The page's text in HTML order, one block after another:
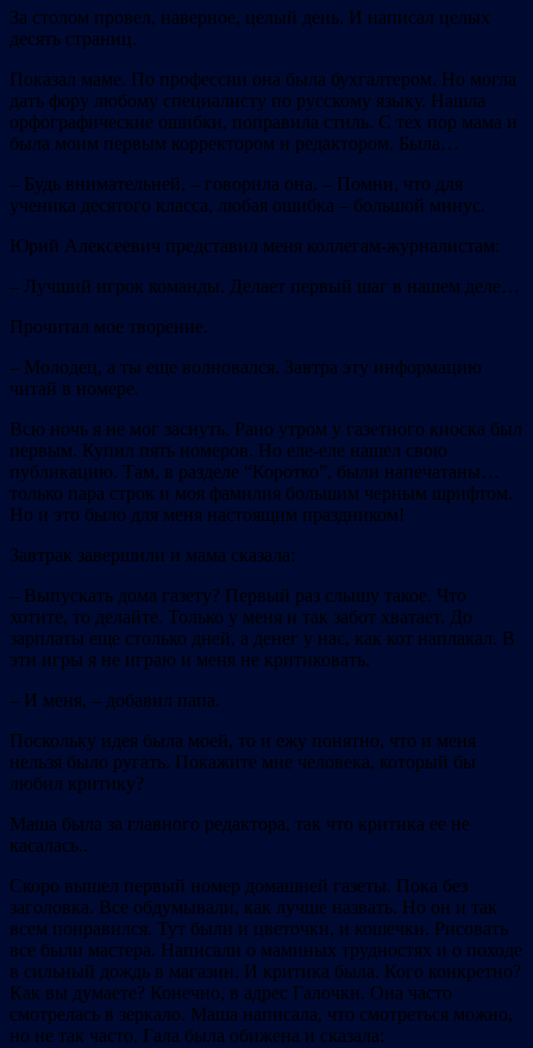
За столом провел, наверное, целый день. И написал целых
десять страниц.
Показал маме. По профессии она была бухгалтером. Но могла
дать фору любому специалисту по русскому языку. Нашла
орфографические ошибки, поправила стиль. С тех пор мама и
была моим первым корректором и редактором. Была…
– Будь внимательней, – говорила она. – Помни, что для
ученика десятого класса, любая ошибка – большoй минус.
Юрий Алексеевич представил меня коллегам-журналистам:
– Лучший игрок команды. Делает первый шаг в нашем деле…
Прочитал мое творение.
– Молодец, а ты еще волновался. Завтра эту информацию
читай в номере.
Всю ночь я не мог заснуть. Рано утром у газетного киоска был
первым. Купил пять номеров. Но еле-еле нашел свою
публикацию. Там, в разделе “Коротко”, были напечатаны…
только пара строк и моя фамилия большим черным шрифтом.
Но и это было для меня настоящим праздником!
Завтрак завершили и мама сказала:
– Выпускать дома газету? Первый раз слышу такое. Что
хотите, то делайте. Только у меня и так забот хватает. До
зарплаты еще столько дней, а денег у нас, как кот наплакал. В
эти игры я не играю и меня не критиковать.
– И меня, – добавил папа.
Поскольку идея была моей, то и ежу понятно, что и меня
нельзя было ругать. Покажите мне человека, который бы
любил критику?
Маша была за главного редактора, так что критика ее не
касалась..
Скоро вышел первый номер домашней газеты. Пока без
заголовка. Все обдумывали, как лучше назвать. Но он и так
всем понравился. Тут были и цветочки, и кошечки. Рисовать
все были мастера. Написали о маминых трудностях и о походе
в сильный дождь в магазин. И критика была. Кого конкретно?
Как вы думаете? Конечно, в адрес Галочки. Она часто
смотрелась в зеркало. Маша написала, что смотреться можно,
но не так часто. Гала была обижена и сказала: